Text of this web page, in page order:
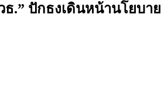
ธ.” ปักธงเดินหน้านโยบาย